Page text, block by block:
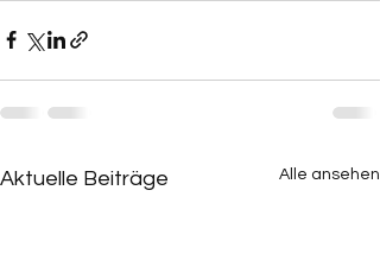
Aktuelle Beiträge Alle ansehen